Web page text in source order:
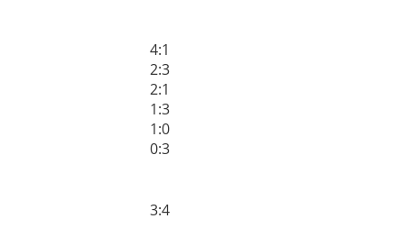
4:1
2:3
2:1
1:3
1:0
0:3
3:4